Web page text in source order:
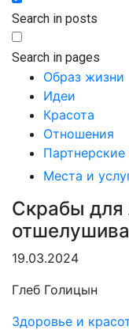
Search in posts
Search in pages
Образ жизни
Идеи
Красота
Отношения
Места и
Скрабы для
19.03.2024
Глеб Голицын
Здоровье и